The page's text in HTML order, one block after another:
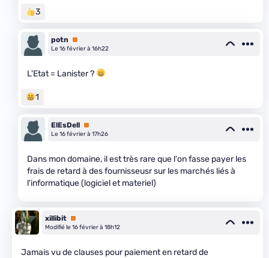
3
potn
Premium
Le 16 février à 16h22
L'Etat = Lanister ?
1
ElEsDell Premium
Le 16 février à 17h26
Dans mon domaine, il est très rare que l'on fasse payer les
frais de retard à des fournisseusr sur les marchés liés à
l'informatique (logiciel et materiel)
xillibit Premium
Modifié le 16 février à 18h12
Jamais vu de clauses pour paiement en retard de